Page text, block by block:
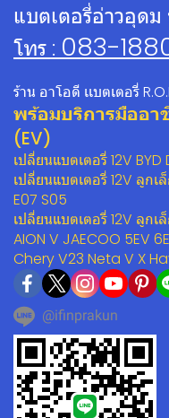
แบตเตอรี่อ่าวอุด
โทร : 083-
ร้าน อาโอดี เเบตเตอรี่
พร้อมบริการมืออา
(EV)
เปลี่ยนแบตเตอรี่ 12V
เปลี่ยนแบตเตอรี่ 12V ลูก
E07 S05
เปลี่ยนแบตเตอรี่ 12V ลูกเ
AION V JAECOO 5EV
Chery V23 Neta V X
@ifinprakun